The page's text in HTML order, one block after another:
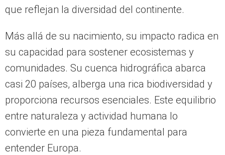
que reflejan la diversidad del continente.
Más allá de su nacimiento, su impacto radica en
su capacidad para sostener ecosistemas y
comunidades. Su cuenca hidrográfica abarca
casi 20 países, alberga una rica biodiversidad y
proporciona recursos esenciales. Este equilibrio
entre naturaleza y actividad humana lo
convierte en una pieza fundamental para
entender Europa.